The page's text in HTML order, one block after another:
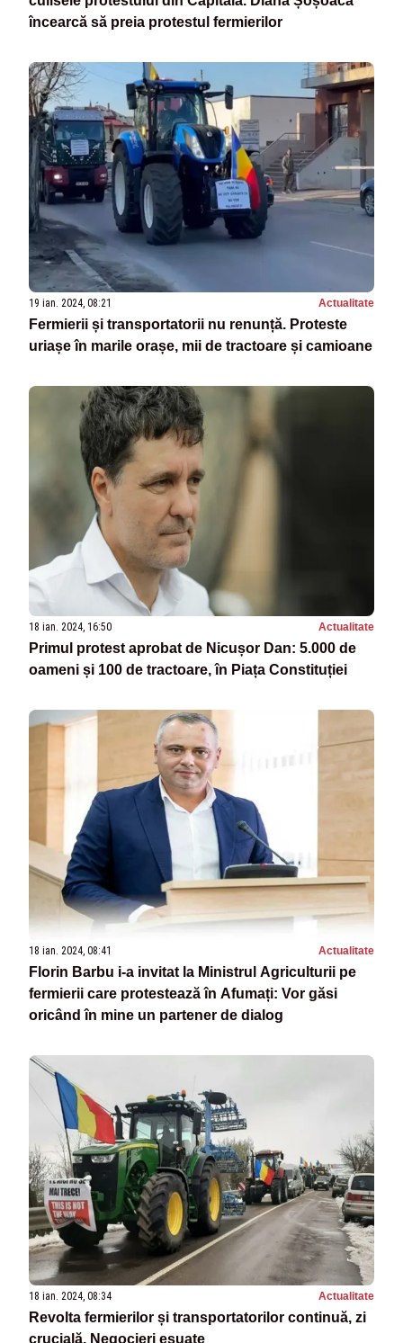
încearcă să preia protestul fermierilor
19 ian. 2024, 08:21 Actualitate
Fermierii și transportatorii nu renunță. Proteste
uriașe în marile orașe, mii de tractoare și camioane
18 ian. 2024, 16:50 Actualitate
Primul protest aprobat de Nicușor Dan: 5.000 de
oameni și 100 de tractoare, în Piața Constituției
18 ian. 2024, 08:41 Actualitate
Florin Barbu i-a invitat la Ministrul Agriculturii pe
fermierii care protestează în Afumați: Vor găsi
oricând în mine un partener de dialog
18 ian. 2024, 08:34 Actualitate
Revolta fermierilor și transportatorilor continuă, zi
crucială. Negocieri eșuate